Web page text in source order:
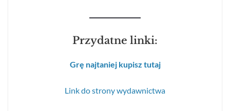
Przydatne linki:
Grę najtaniej kupisz tutaj
Link do strony wydawnictwa